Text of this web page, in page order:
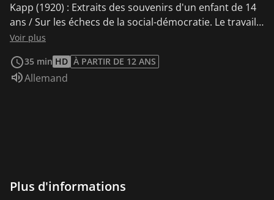
Kapp (1920) : Extraits des souvenirs d'un enfant de 14
ans / Sur les échecs de la social-démocratie. Le travail
dans les mines (1920-1923) : À 14 ans dans la mine de
pertes de 1918 / Les conventions collectives de
l'époque / Les premiers salaires / La période d'inflation
Voir plus
35 min HD À PARTIR DE 12 ANS
Audio :
Allemand
Plus d'informations